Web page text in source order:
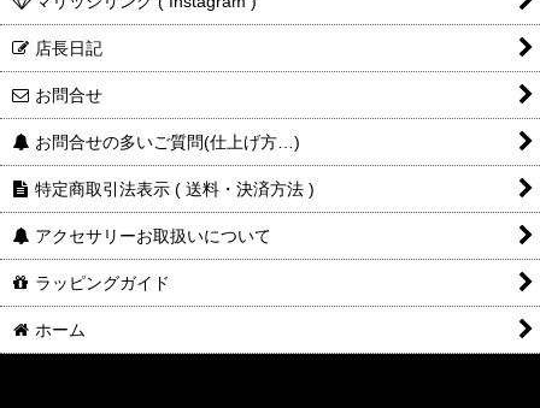
店長日記
お問合せ
お問合せの多いご質問(仕上げ方…)
特定商取引法表示 ( 送料・決済方法 )
アクセサリーお取扱いについて
ラッピングガイド
ホーム